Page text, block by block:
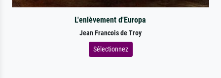
L'enlèvement d'Europa
Jean Francois de Troy
Sélectionnez